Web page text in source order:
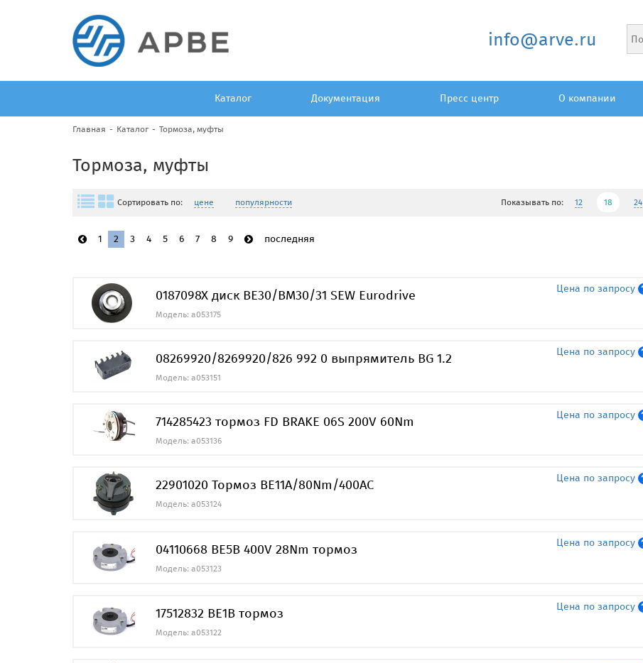
info@arve.ru
Каталог Документация Пресс центр О компании
Главная Каталог Тормоза, муфты
Тормоза, муфты
Сортировать по: цене популярности Показывать по: 12 18 24
1 2 3 4 5 6 7 8 9 последняя
0187098Х диск BE30/BM30/31 SEW Eurodrive
Модель: a053175
Цена по запросу
08269920/8269920/826 992 0 выпрямитель BG 1.2
Модель: a053151
Цена по запросу
714285423 тормоз FD BRAKE 06S 200V 60Nm
Модель: a053136
Цена по запросу
22901020 Тормоз BE11A/80Nm/400AC
Модель: a053124
Цена по запросу
04110668 BE5B 400V 28Nm тормоз
Модель: a053123
Цена по запросу
17512832 BE1B тормоз
Модель: a053122
Цена по запросу